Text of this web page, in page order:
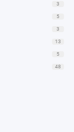
3
5
3
13
5
48